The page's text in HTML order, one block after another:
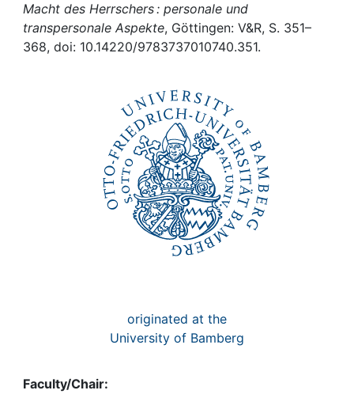
My FIS
Help
Macht des Herrschers : personale und
transpersonale Aspekte, Göttingen: V&R, S. 351–
368, doi: 10.14220/9783737010740.351.
originated at the
University of Bamberg
Faculty/Chair: